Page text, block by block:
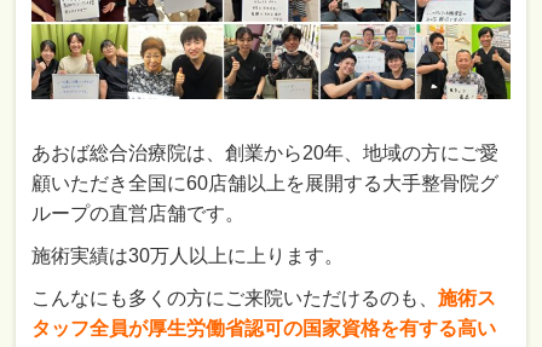
あおば総合治療院は、創業から20年、地域の方にご愛
顧いただき全国に60店舗以上を展開する大手整骨院グ
ループの直営店舗です。
施術実績は30万人以上に上ります。
こんなにも多くの方にご来院いただけるのも、施術ス
タッフ全員が厚生労働省認可の国家資格を有する高い